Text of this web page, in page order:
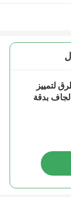
لتمييز
بدقة